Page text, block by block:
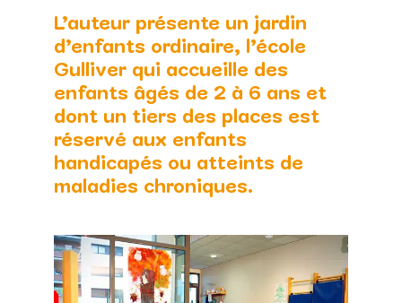
L’auteur présente un jardin
d’enfants ordinaire, l’école
Gulliver qui accueille des
enfants âgés de 2 à 6 ans et
dont un tiers des places est
réservé aux enfants
handicapés ou atteints de
maladies chroniques.